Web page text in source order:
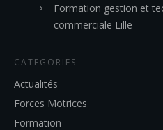
Formation gestion et
commerciale Lille
CATEGORIES
Actualités
Forces Motrices
Formation